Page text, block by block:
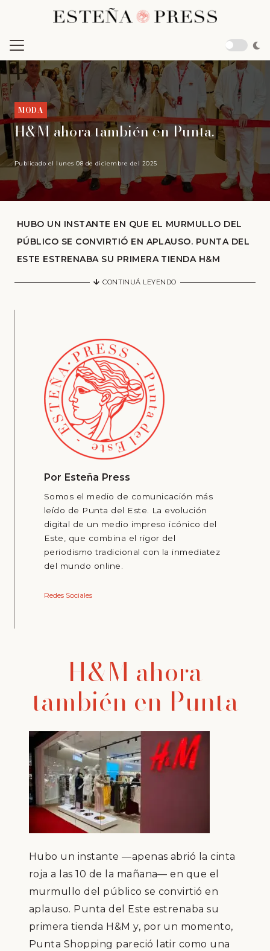
MODA
H&M ahora también en Punta.
Publicado el lunes 08 de diciembre del 2025
HUBO UN INSTANTE EN QUE EL MURMULLO DEL
PÚBLICO SE CONVIRTIÓ EN APLAUSO. PUNTA DEL
ESTE ESTRENABA SU PRIMERA TIENDA H&M
CONTINUÁ LEYENDO
Por Esteña Press
Somos el medio de comunicación más
leído de Punta del Este. La evolución
digital de un medio impreso icónico del
Este, que combina el rigor del
periodismo tradicional con la inmediatez
del mundo online.
Redes Sociales
H&M ahora
también en Punta
Hubo un instante —apenas abrió la cinta
roja a las 10 de la mañana— en que el
murmullo del público se convirtió en
aplauso. Punta del Este estrenaba su
primera tienda H&M y, por un momento,
Punta Shopping pareció latir como una